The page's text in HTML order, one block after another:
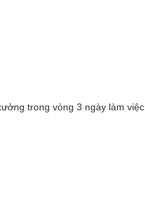
trong vòng 3 ngày làm việc,